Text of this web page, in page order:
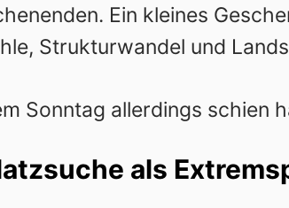
Ein kleines
Strukturwandel und
Sonntag allerdings schien
als